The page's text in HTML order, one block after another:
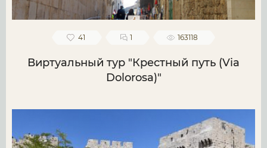
41 1 163118
Виртуальный тур "Крестный путь (Via
Dolorosa)"